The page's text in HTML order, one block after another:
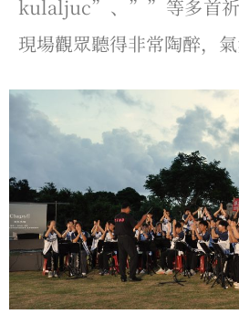
kulaljuc” 、”” 等多首
現場觀眾聽得非常陶醉，氣